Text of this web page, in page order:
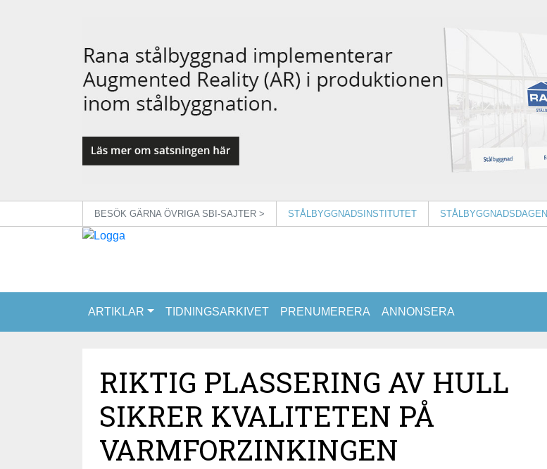
BESÖK GÄRNA ÖVRIGA SBI-SAJTER > STÅLBYGGNADSINSTITUTET STÅLBYGGNADSDAGEN
ARTIKLAR TIDNINGSARKIVET PRENUMERERA ANNONSERA
RIKTIG PLASSERING AV HULL
SIKRER KVALITETEN PÅ
VARMFORZINKINGEN